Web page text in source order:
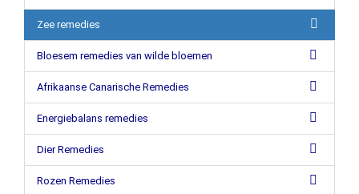
Zee remedies
Bloesem remedies van wilde bloemen
Afrikaanse Canarische Remedies
Energiebalans remedies
Dier Remedies
Rozen Remedies